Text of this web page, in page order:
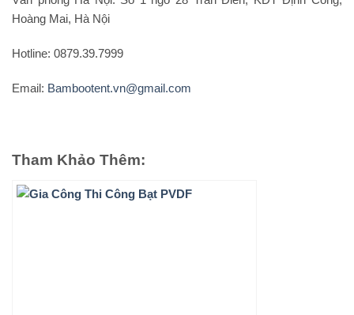
Hoàng Mai, Hà Nội
Hotline: 0879.39.7999
Email: Bambootent.vn@gmail.com
Tham Khảo Thêm: